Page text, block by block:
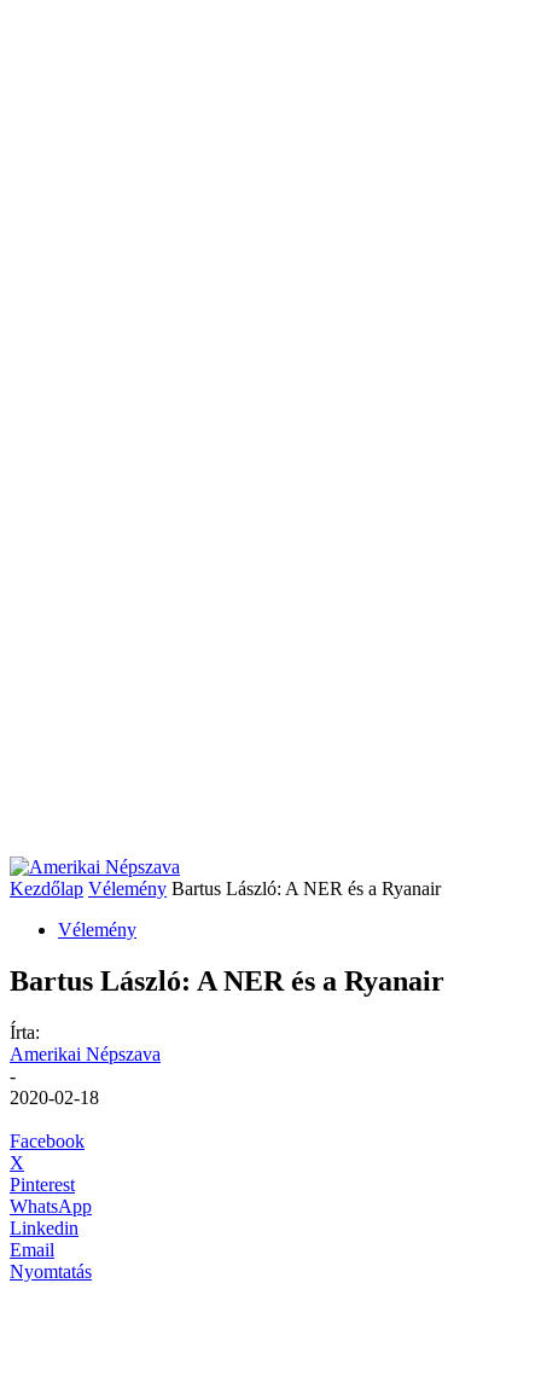
Kezdőlap Vélemény Bartus László: A NER és a Ryanair
Vélemény
Bartus László: A NER és a Ryanair
Írta:
Amerikai Népszava
-
2020-02-18
Facebook
X
Pinterest
WhatsApp
Linkedin
Email
Nyomtatás